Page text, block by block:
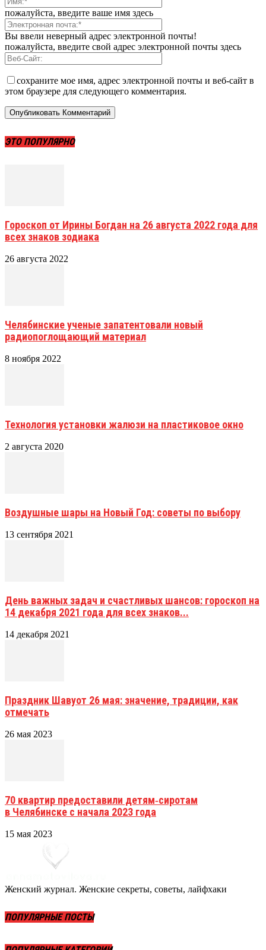
пожалуйста, введите ваше имя здесь
Вы ввели неверный адрес электронной почты!
пожалуйста, введите свой адрес электронной почты здесь
сохраните мое имя, адрес электронной почты и веб-сайт в
этом браузере для следующего комментария.
ЭТО ПОПУЛЯРНО
Гороскоп от Ирины Богдан на 26 августа 2022 года для
всех знаков зодиака
26 августа 2022
Челябинские ученые запатентовали новый
радиопоглощающий материал
8 ноября 2022
Технология установки жалюзи на пластиковое окно
2 августа 2020
Воздушные шары на Новый Год: советы по выбору
13 сентября 2021
День важных задач и счастливых шансов: гороскоп на
14 декабря 2021 года для всех знаков...
14 декабря 2021
Праздник Шавуот 26 мая: значение, традиции, как
отмечать
26 мая 2023
70 квартир предоставили детям‑сиротам
в Челябинске с начала 2023 года
15 мая 2023
Женский журнал. Женские секреты, советы, лайфхаки
ПОПУЛЯРНЫЕ ПОСТЫ